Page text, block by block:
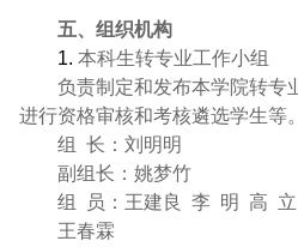
五、组织机构
1. 本科生转专业工作小组
负责制定和发布本学院转专
进行资格审核和考核遴选学生等。
组
长：刘明明
副组长：姚梦竹
组
员：王建良 李 明 高 立
王春霖